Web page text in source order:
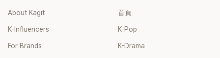
About Kagit
K-Influencers
For Brands
首頁
K-Pop
K-Drama